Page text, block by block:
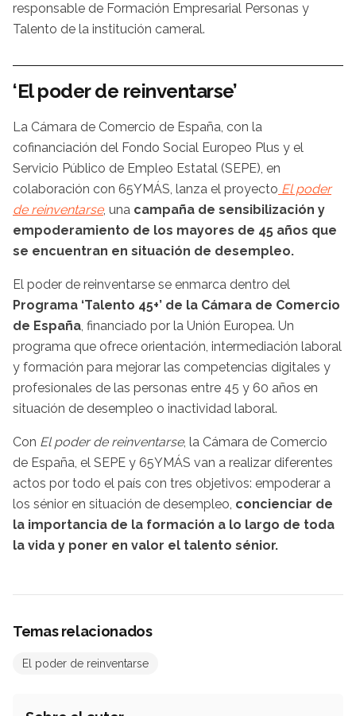
responsable de Formación Empresarial Personas y
Talento de la institución cameral.
‘El poder de reinventarse’
La Cámara de Comercio de España, con la
cofinanciación del Fondo Social Europeo Plus y el
Servicio Público de Empleo Estatal (SEPE), en
colaboración con 65YMÁS, lanza el proyecto El poder
de reinventarse, una campaña de sensibilización y
empoderamiento de los mayores de 45 años que
se encuentran en situación de desempleo.
El poder de reinventarse se enmarca dentro del
Programa ‘Talento 45+’ de la Cámara de Comercio
de España, financiado por la Unión Europea. Un
programa que ofrece orientación, intermediación laboral
y formación para mejorar las competencias digitales y
profesionales de las personas entre 45 y 60 años en
situación de desempleo o inactividad laboral.
Con El poder de reinventarse, la Cámara de Comercio
de España, el SEPE y 65YMÁS van a realizar diferentes
actos por todo el país con tres objetivos: empoderar a
los sénior en situación de desempleo, concienciar de
la importancia de la formación a lo largo de toda
la vida y poner en valor el talento sénior.
Temas relacionados
El poder de reinventarse